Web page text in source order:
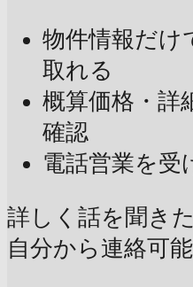
物件情報だけ
取れる
概算価格・詳
確認
電話営業を受
詳しく話を聞き
自分から連絡可能